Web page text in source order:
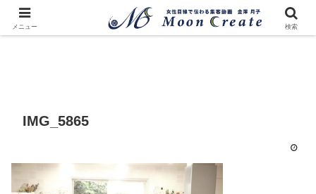
IMG_5865
メニュー 検索